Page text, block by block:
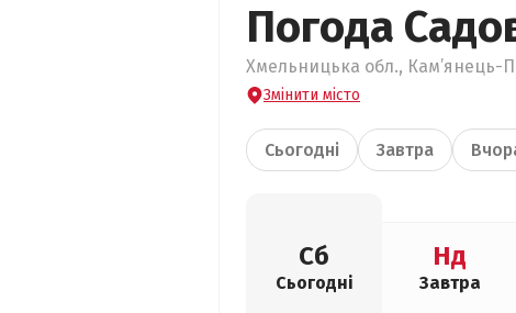
Погода
Хмельницька обл., Кам’янець-
Змінити місто
Сьогодні Завтра
Сб
Сьогодні
Нд
Завтра